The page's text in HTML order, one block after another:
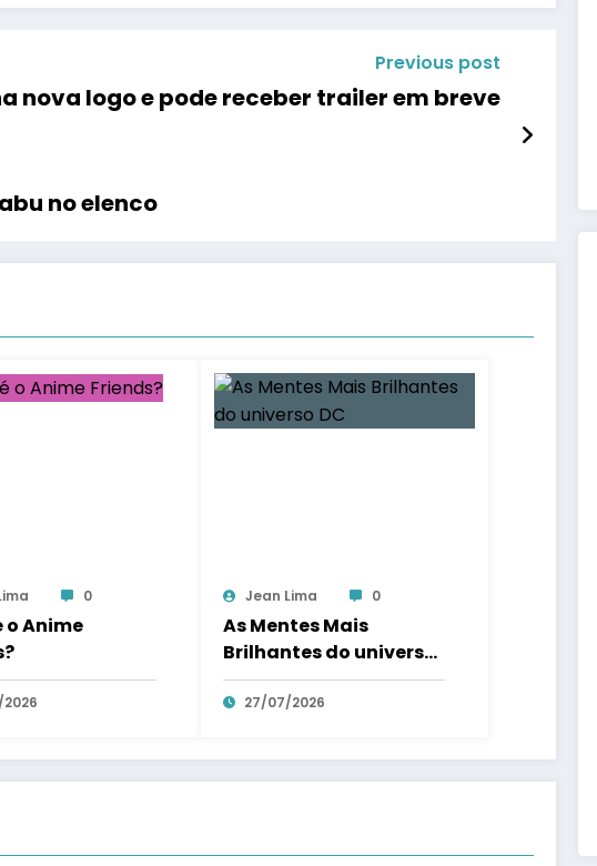
Previous post
nova logo e pode receber trailer em breve
no elenco
0
o Anime
Jean Lima 0
As Mentes Mais
Brilhantes do universo
DC
27/07/2026